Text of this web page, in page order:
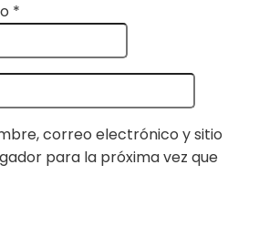
*
correo electrónico y sitio
para la próxima vez que